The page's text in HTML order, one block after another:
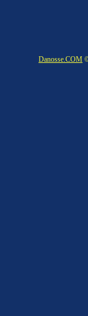
Danosse.COM